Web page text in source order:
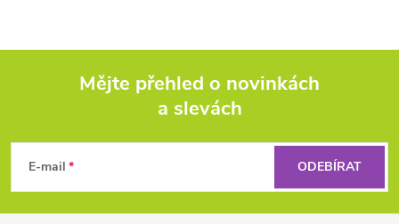
p
Mějte přehled o novinkách
a slevách
E-mail ODEBÍRAT